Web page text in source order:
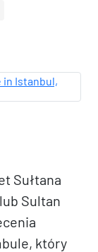
Sułtana
Sultan
który